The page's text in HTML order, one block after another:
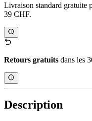
Livraison standard gratuite
39 CHF.
Retours gratuits dans les
Description